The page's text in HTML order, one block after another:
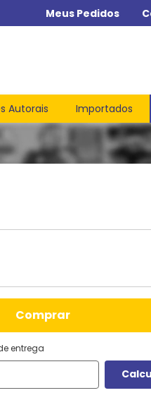
Meus Pedidos
Autorais Importados
comprar
entrega